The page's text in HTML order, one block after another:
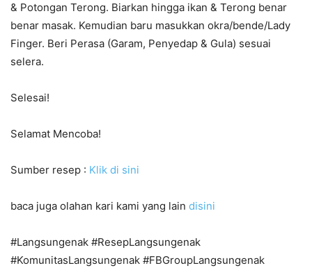
& Potongan Terong. Biarkan hingga ikan & Terong benar
benar masak. Kemudian baru masukkan okra/bende/Lady
Finger. Beri Perasa (Garam, Penyedap & Gula) sesuai
selera.
Selesai!
Selamat Mencoba!
Sumber resep : Klik di sini
baca juga olahan kari kami yang lain disini
#Langsungenak #ResepLangsungenak
#KomunitasLangsungenak #FBGroupLangsungenak